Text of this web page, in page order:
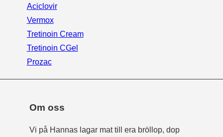
Aciclovir
Vermox
Tretinoin Cream
Tretinoin CGel
Prozac
Om oss
Vi på Hannas lagar mat till era bröllop, dop